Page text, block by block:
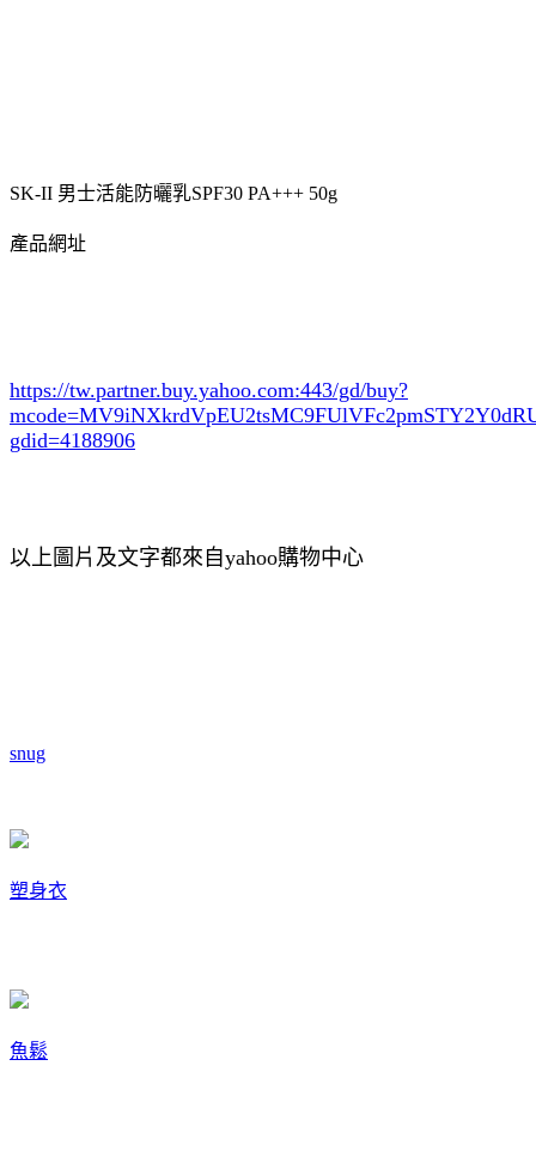
SK-II 男士活能防曬乳SPF30 PA+++ 50g
產品網址
https://tw.partner.buy.yahoo.com:443/gd/buy?
gdid=4188906
以上圖片及文字都來自yahoo購物中心
snug
塑身衣
魚鬆